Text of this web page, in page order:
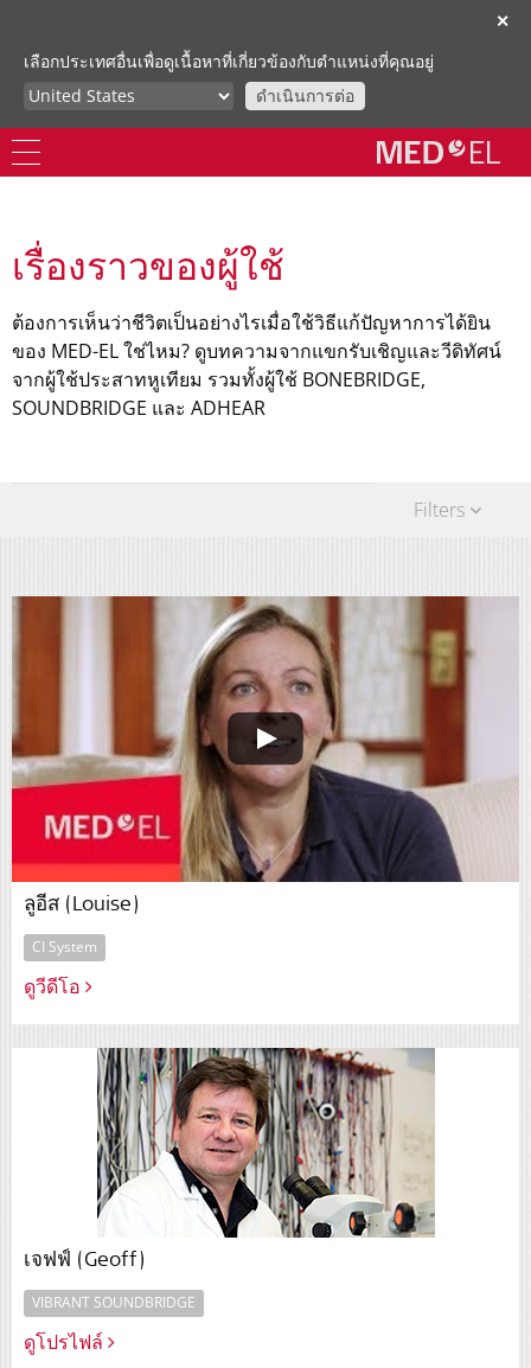
✕
เลือกประเทศอื่นเพื่อดูเนื้อหาที่เกี่ยวข้องกับตำแหน่งที่คุณอยู่
ดำเนินการต่อ
เรื่องราวของผู้ใช้
ต้องการเห็นว่าชีวิตเป็นอย่างไรเมื่อใช้วิธีแก้ปัญหาการได้ยิน
ของ MED-EL ใช่ไหม? ดูบทความจากแขกรับเชิญและวีดิทัศน์
จากผู้ใช้ประสาทหูเทียม รวมทั้งผู้ใช้ BONEBRIDGE,
SOUNDBRIDGE และ ADHEAR
Filters
ลูอีส (Louise)
CI System
ดูวีดีโอ
เจฟฟ์ (Geoff)
VIBRANT SOUNDBRIDGE
ดูโปรไฟล์